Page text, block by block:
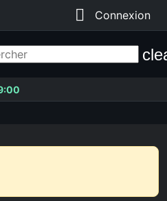
 Connexion